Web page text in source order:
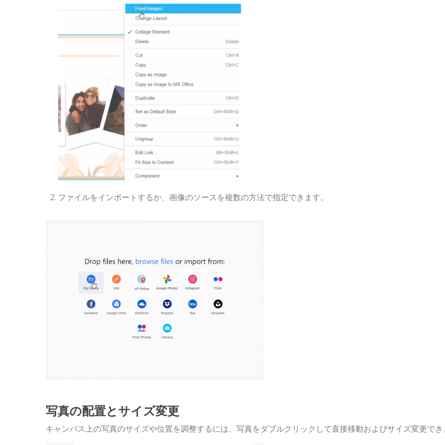
ファイルをインポートするか、画像のソースを複数の方法で指定できます。
写真の配置とサイズ変更
キャンバス上の写真のサイズや位置を調整するには、写真をダブルクリックして直接移動およびサイズ変更で